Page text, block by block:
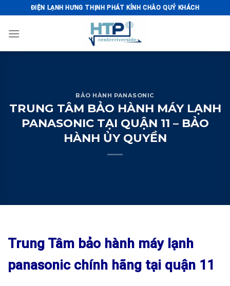
to
content
ĐIỆN LẠNH HƯNG THỊNH PHÁT KÍNH CHÀO QUÝ KHÁCH
BẢO HÀNH PANASONIC
TRUNG TÂM BẢO HÀNH MÁY LẠNH
PANASONIC TẠI QUẬN 11 – BẢO
HÀNH ỦY QUYỀN
Trung Tâm bảo hành máy lạnh
panasonic chính hãng tại quận 11